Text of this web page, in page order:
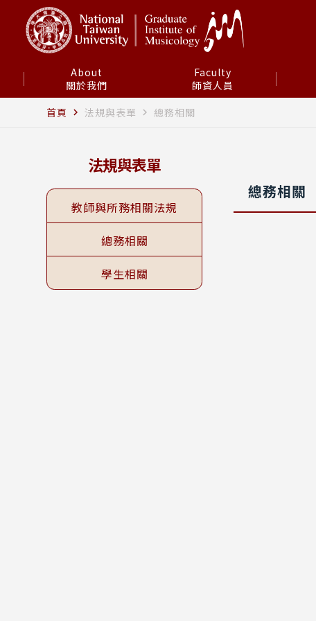
關於我們
About
師資人員
Faculty
首頁 navigate_next 法規與表單 navigate_next 總務相關
法規與表單
教師與所務相關法規
總務相關
學生相關
總務相關